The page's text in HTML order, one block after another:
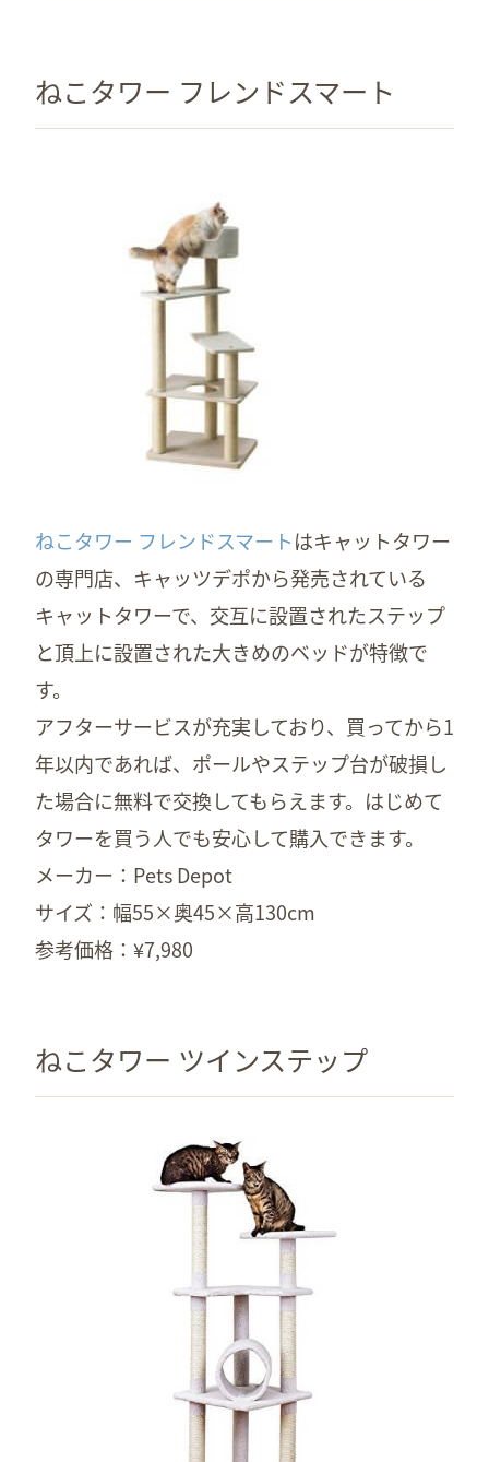
ねこタワー フレンドスマート
ねこタワー フレンドスマートはキャットタワー
の専門店、キャッツデポから発売されている
キャットタワーで、交互に設置されたステップ
と頂上に設置された大きめのベッドが特徴で
す。
アフターサービスが充実しており、買ってから1
年以内であれば、ポールやステップ台が破損し
た場合に無料で交換してもらえます。はじめて
タワーを買う人でも安心して購入できます。
メーカー：Pets Depot
サイズ：幅55×奥45×高130cm
参考価格：¥7,980
ねこタワー ツインステップ